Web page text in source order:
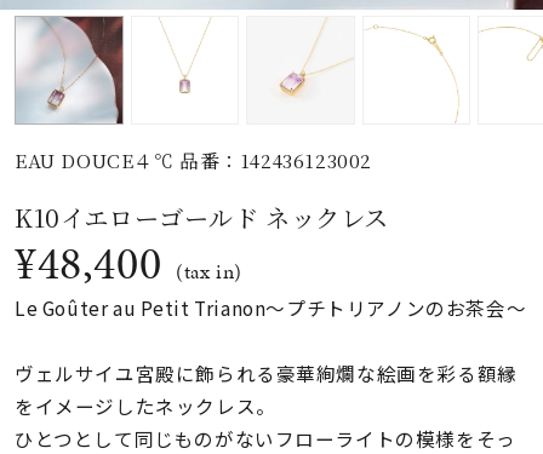
誕生石
モチーフ
石の色
ファッションテイス
ト
コレクション
EAU DOUCE４℃ 品番：142436123002
K10イエローゴールド ネックレス
¥48,400 (tax in)
Le Goûter au Petit Trianon～プチトリアノンのお茶会～
ヴェルサイユ宮殿に飾られる豪華絢爛な絵画を彩る額縁
をイメージしたネックレス。
ひとつとして同じものがないフローライトの模様をそっ